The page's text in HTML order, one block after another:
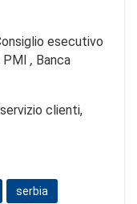
esecutivo
PMI , Banca
clienti,
serbia